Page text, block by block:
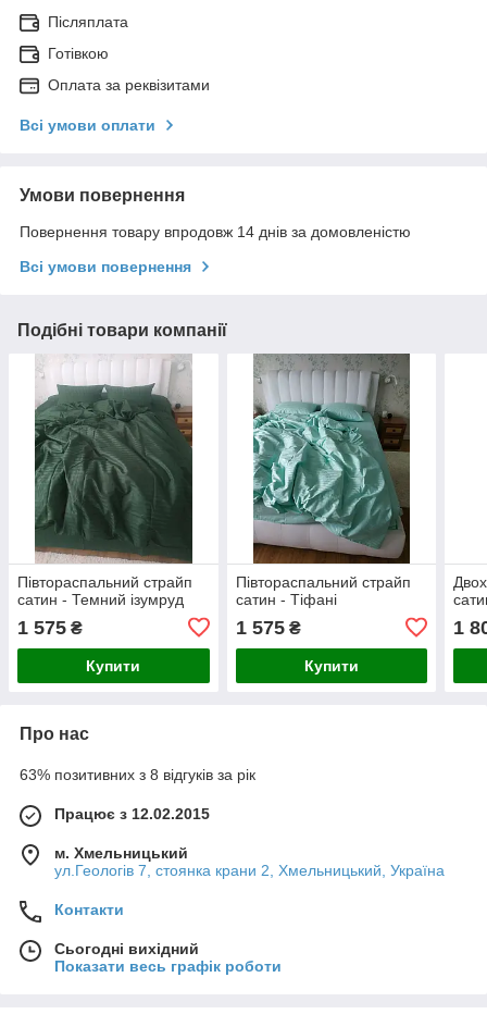
Післяплата
Готівкою
Оплата за реквізитами
Всі умови оплати
Умови повернення
Повернення товару впродовж 14 днів за домовленістю
Всі умови повернення
Подібні товари компанії
Півтораспальний страйп
сатин - Темний ізумруд
1 575 ₴
Купити
Півтораспальний страйп
сатин - Тіфані
1 575₴
Купити
1
Про нас
63% позитивних з 8 відгуків за рік
Працює з 12.02.2015
м. Хмельницький
ул.Геологів 7, стоянка крани 2, Хмельницький, Україна
Контакти
Сьогодні вихідний
Показати весь графік роботи